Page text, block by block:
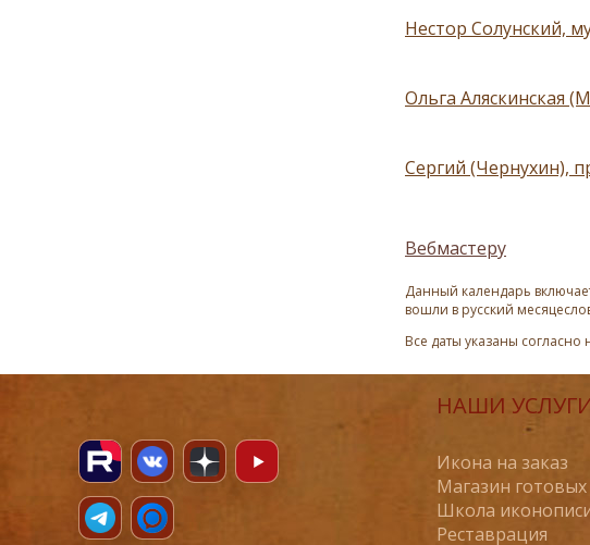
Нестор Солунский,
Ольга Аляскинская
Сергий (Чернухин),
Вебмастеру
Данный календарь
вошли в русский
Все даты указаны
НАШИ
Икона на заказ
Магазин
Школа
Реставрация